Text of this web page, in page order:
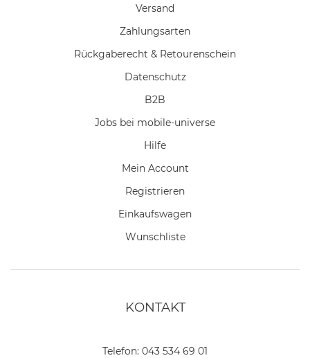
Versand
Zahlungsarten
Rückgaberecht & Retourenschein
Datenschutz
B2B
Jobs bei mobile-universe
Hilfe
Mein Account
Registrieren
Einkaufswagen
Wunschliste
KONTAKT
Telefon: 043 534 69 01